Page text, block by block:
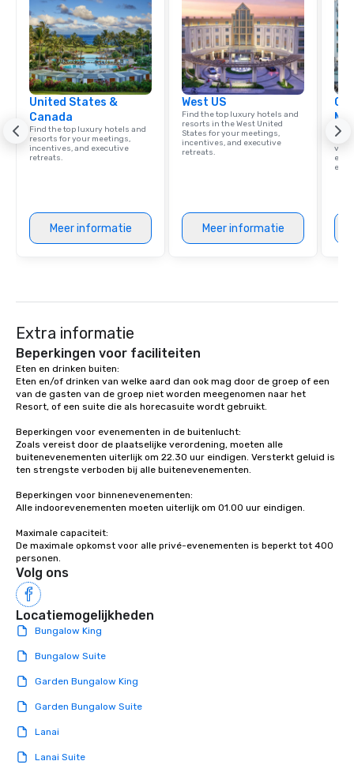
United States &
Canada
Find the top luxury hotels and
resorts for your meetings,
incentives, and executive
retreats.
Meer informatie
West US
Find the top luxury hotels and
resorts in the West United
States for your meetings,
incentives, and executive
retreats.
Meer informatie
Extra informatie
Beperkingen voor faciliteiten
Eten en drinken buiten:
Eten en/of drinken van welke aard dan ook mag door de groep of een
van de gasten van de groep niet worden meegenomen naar het
Resort, of een suite die als horecasuite wordt gebruikt.
Beperkingen voor evenementen in de buitenlucht:
Zoals vereist door de plaatselijke verordening, moeten alle
buitenevenementen uiterlijk om 22.30 uur eindigen. Versterkt geluid is
ten strengste verboden bij alle buitenevenementen.
Beperkingen voor binnenevenementen:
Alle indoorevenementen moeten uiterlijk om 01.00 uur eindigen.
Maximale capaciteit:
De maximale opkomst voor alle privé-evenementen is beperkt tot 400
Volg ons
Locatiemogelijkheden
Bungalow King
Bungalow Suite
Garden Bungalow King
Garden Bungalow Suite
Lanai
Lanai Suite